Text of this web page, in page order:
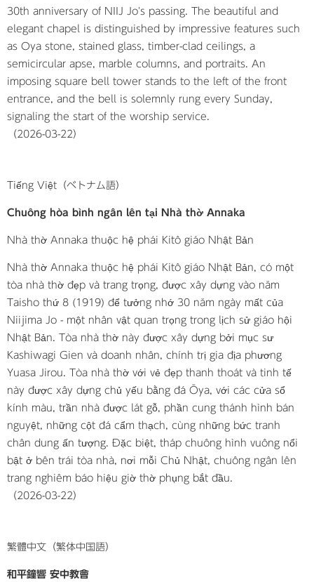
30th anniversary of NIIJ Jo's passing. The beautiful and
elegant chapel is distinguished by impressive features such
as Oya stone, stained glass, timber-clad ceilings, a
semicircular apse, marble columns, and portraits. An
imposing square bell tower stands to the left of the front
entrance, and the bell is solemnly rung every Sunday,
signaling the start of the worship service.​
（2026-03-22）
Tiếng Việt（ベトナム語）
Chuông hòa bình ngân lên tại Nhà thờ Annaka
Nhà thờ Annaka thuộc hệ phái Kitô giáo Nhật Bản
Nhà thờ Annaka thuộc hệ phái Kitô giáo Nhật Bản, có một
tòa nhà thờ đẹp và trang trọng, được xây dựng vào năm
Taisho thứ 8 (1919) để tưởng nhớ 30 năm ngày mất của
Niijima Jo - một nhân vật quan trọng trong lịch sử giáo hội
Nhật Bản. Tòa nhà thờ này được xây dựng bởi mục sư
Kashiwagi Gien và doanh nhân, chính trị gia địa phương
Yuasa Jirou. Tòa nhà thờ với vẻ đẹp thanh thoát và tinh tế
này được xây dựng chủ yếu bằng đá Ōya, với các cửa sổ
kính màu, trần nhà được lát gỗ, phần cung thánh hình bán
nguyệt, những cột đá cẩm thạch, cùng những bức tranh
chân dung ấn tượng. Đặc biệt, tháp chuông hình vuông nổi
bật ở bên trái tòa nhà, nơi mỗi Chủ Nhật, chuông ngân lên
trang nghiêm báo hiệu giờ thờ phụng bắt đầu.
​（2026-03-22）
繁體中文（繁体中国語）
和平鐘響 安中教會